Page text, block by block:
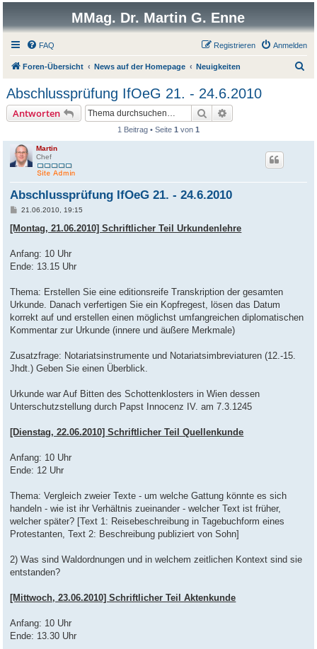
MMag. Dr. Martin G. Enne
FAQ Anmelden
Registrieren
Foren-Übersicht News auf der Homepage Neuigkeiten
Abschlussprüfung IfOeG 21. - 24.6.2010
Antworten Suche
1 Beitrag • Seite 1 von 1
Martin
Chef
Abschlussprüfung IfOeG 21. - 24.6.2010
B
i
t
a
21.06.2010, 19:15
[Montag, 21.06.2010] Schriftlicher Teil Urkundenlehre
Anfang: 10 Uhr
Ende: 13.15 Uhr
Thema: Erstellen Sie eine editionsreife Transkription der gesamten
Urkunde. Danach verfertigen Sie ein Kopfregest, lösen das Datum
korrekt auf und erstellen einen möglichst umfangreichen diplomatischen
Kommentar zur Urkunde (innere und äußere Merkmale)
Zusatzfrage: Notariatsinstrumente und Notariatsimbreviaturen (12.-15.
Jhdt.) Geben Sie einen Überblick.
Urkunde war Auf Bitten des Schottenklosters in Wien dessen
Unterschutzstellung durch Papst Innocenz IV. am 7.3.1245
[Dienstag, 22.06.2010] Schriftlicher Teil Quellenkunde
Anfang: 10 Uhr
Ende: 12 Uhr
Thema: Vergleich zweier Texte - um welche Gattung könnte es sich
handeln - wie ist ihr Verhältnis zueinander - welcher Text ist früher,
welcher später? [Text 1: Reisebeschreibung in Tagebuchform eines
Protestanten, Text 2: Beschreibung publiziert von Sohn]
2) Was sind Waldordnungen und in welchem zeitlichen Kontext sind sie
entstanden?
[Mittwoch, 23.06.2010] Schriftlicher Teil Aktenkunde
Anfang: 10 Uhr
Ende: 13.30 Uhr